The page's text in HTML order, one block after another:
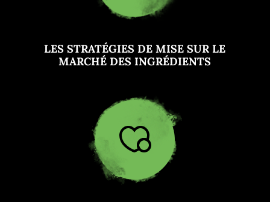
LES STRATÉGIES DE MISE SUR LE
MARCHÉ DES INGRÉDIENTS